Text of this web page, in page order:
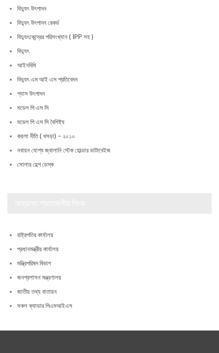
বিদ্যুৎ উৎপাদন
বিদ্যুৎ উৎপাদন রেকর্ড
বিদ্যুৎকেন্দ্রের পরিসংখ্যান ( IPP সহ )
বিদ্যুৎ
আইনবিধি
বিদ্যুৎ এম আই এস প্রতিবেদন
গ্যাস উৎপাদন
মডেল পি এস সি
মডেল পি এস সি বৈশিষ্ট্য
কয়লা নীতি ( খসড়া) – ২০১০
নবায়ন যোগ্য জ্বালানি স্টেক হোল্ডার ডাটাবেইজ
সোলার হেল্প ডেস্ক
রাষ্ট্রপতির কার্যালয়
প্রধানমন্ত্রীর কার্যালয়
মন্ত্রিপরিষদ বিভাগ
জনপ্রশাসন মন্ত্রণালয়
জাতীয় তথ্য বাতায়ন
সকল ক্যাডার পিএমআইএস